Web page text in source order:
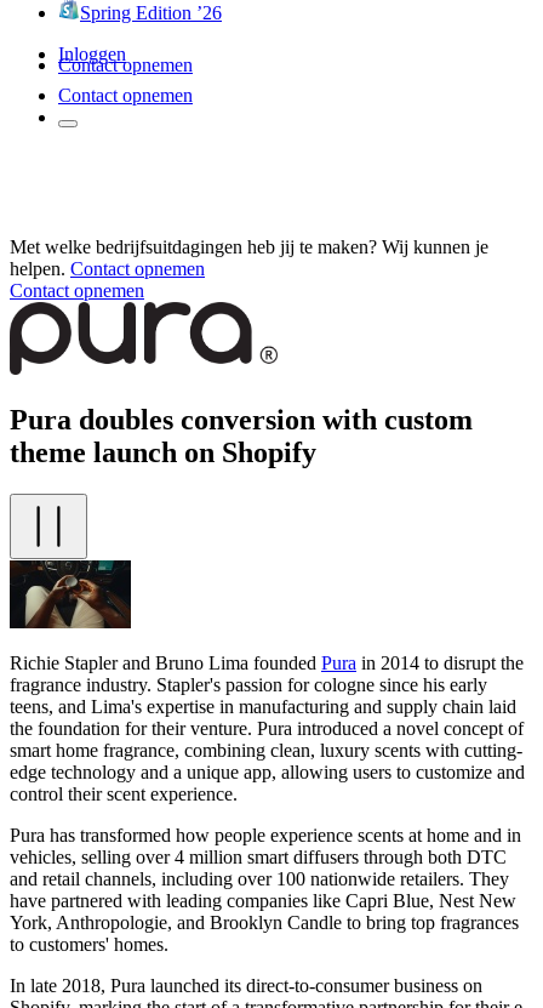
Spring Edition ’26
Inloggen
Contact opnemen
Contact opnemen
Met welke bedrijfsuitdagingen heb jij te maken? Wij kunnen je
helpen. Contact opnemen
Contact opnemen
Pura doubles conversion with custom
theme launch on Shopify
Richie Stapler and Bruno Lima founded Pura in 2014 to disrupt the
fragrance industry. Stapler's passion for cologne since his early
teens, and Lima's expertise in manufacturing and supply chain laid
the foundation for their venture. Pura introduced a novel concept of
smart home fragrance, combining clean, luxury scents with cutting-
edge technology and a unique app, allowing users to customize and
control their scent experience.
Pura has transformed how people experience scents at home and in
vehicles, selling over 4 million smart diffusers through both DTC
and retail channels, including over 100 nationwide retailers. They
have partnered with leading companies like Capri Blue, Nest New
York, Anthropologie, and Brooklyn Candle to bring top fragrances
to customers' homes.
In late 2018, Pura launched its direct-to-consumer business on